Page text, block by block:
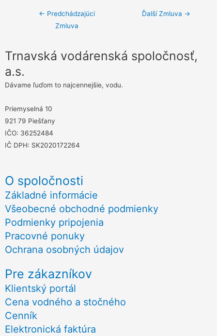
Navigácia
← Predchádzajúci
Zmluva
Ďalší Zmluva →
Trnavská vodárenská spoločnosť,
a.s.
Dávame ľuďom to najcennejšie, vodu.
Priemyselná 10
921 79 Piešťany
IČO: 36252484
IČ DPH: SK2020172264
O spoločnosti
Základné informácie
Všeobecné obchodné podmienky
Podmienky pripojenia
Pracovné ponuky
Ochrana osobných údajov
Pre zákazníkov
Klientský portál
Cena vodného a stočného
Cenník
Elektronická faktúra